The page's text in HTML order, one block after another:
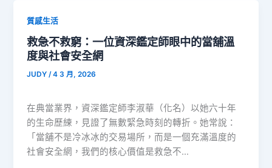
質感生活
救急不救窮：一位資深鑑定師眼中的當舖溫
度與社會安全網
JUDY /4 3 月, 2026
在典當業界，資深鑑定師李淑華（化名）以她六十年
的生命歷練，見證了無數緊急時刻的轉折。她常說：
「當舖不是冷冰冰的交易場所，而是一個充滿溫度的
社會安全網，我們的核心價值是救急不…